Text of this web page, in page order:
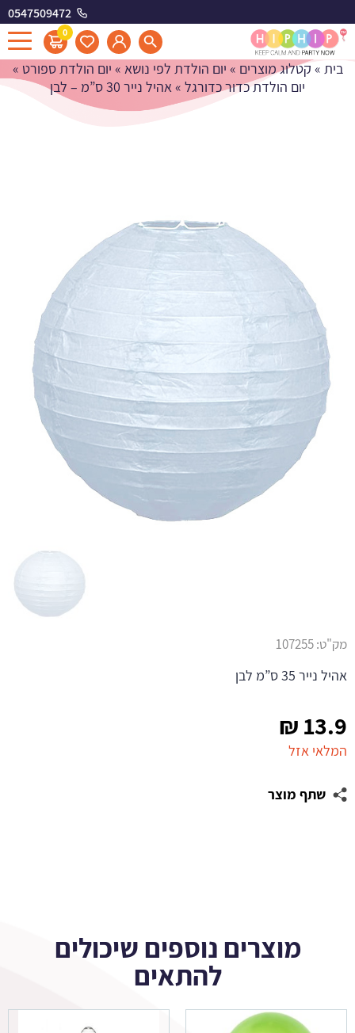
0547509472
0 אהיל נייר 30 ס"מ - לבן
בית » קטלוג מוצרים » יום הולדת לפי נושא » יום הולדת ספורט »
יום הולדת כדור כדורגל »אהיל נייר 30 ס”מ – לבן
13.9
₪
המלאי אזל
שתף מוצר
מק"ט:107255
אהיל נייר 35 ס”מ לבן
מוצרים נוספים שיכולים
להתאים